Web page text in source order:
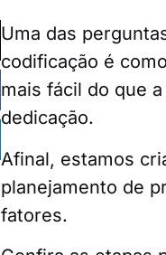
Uma das
codificação é
mais fácil do que
dedicação.
Afinal, estamos
planejamento de
fatores.